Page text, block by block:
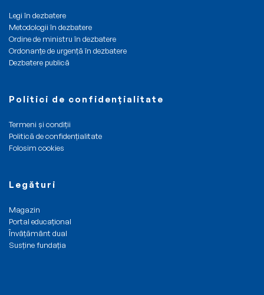
Legi în dezbatere
Metodologii în dezbatere
Ordine de ministru în dezbatere
Ordonanțe de urgență în dezbatere
Dezbatere publică
Politici de confidențialitate
Termeni și condiții
Politică de confidențialitate
Folosim cookies
Legături
Magazin
Portal educațional
Învâțământ dual
Susține fundația